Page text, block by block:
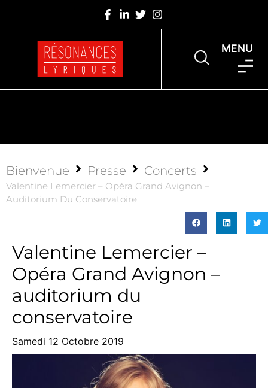
MENU
Bienvenue Presse Concerts
Valentine Lemercier – Opéra Grand Avignon –
Auditorium Du Conservatoire
Valentine Lemercier –
Opéra Grand Avignon –
auditorium du
conservatoire
Samedi 12 Octobre 2019